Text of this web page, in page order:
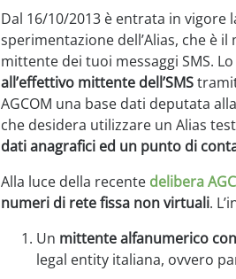
Dal 16/10/2013 è entrata in vigore
sperimentazione dell’Alias, che è
mittente dei tuoi messaggi SMS.
all’effettivo mittente dell’SMS
AGCOM una base dati deputata
che desidera utilizzare un Alias
dati anagrafici ed un punto di
Alla luce della recente delibera
numeri di rete fissa non virtuali.
Un mittente alfanumerico
legal entity italiana, ovvero